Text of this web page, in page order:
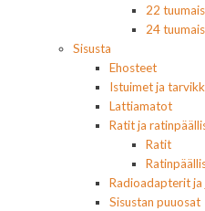
22
24
Sisusta
Ehosteet
Istuimet ja
Lattiamatot
Ratit ja
Ratit
Radioadapterit
Sisustan puuosat